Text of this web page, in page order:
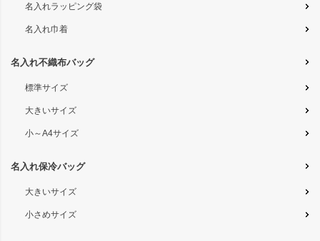
名入れラッピング袋
名入れ巾着
名入れ不織布バッグ
標準サイズ
大きいサイズ
小～A4サイズ
名入れ保冷バッグ
大きいサイズ
小さめサイズ